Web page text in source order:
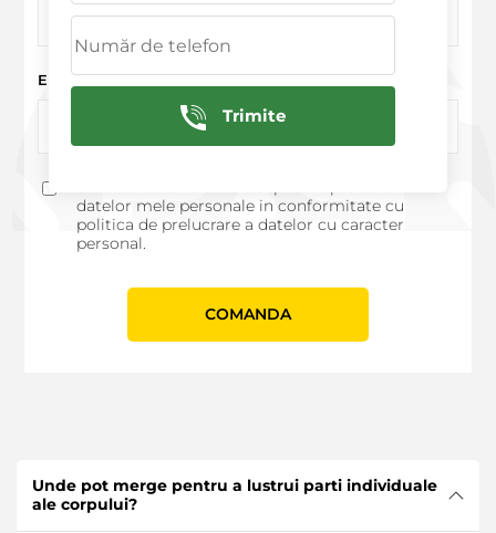
E - mail
datelor mele personale in conformitate cu
politica de prelucrare a datelor cu caracter
personal.
СOMANDA
Unde pot merge pentru a lustrui parti individuale
ale corpului?
Trimite